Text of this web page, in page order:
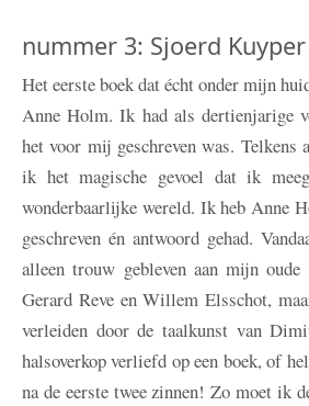
nummer 3: Sjoerd Kuyper
Het eerste boek dat écht onder mijn
Anne Holm. Ik had als dertienjarige
het voor mij geschreven was. Telkens
ik het magische gevoel dat ik
wonderbaarlijke wereld. Ik heb Anne
geschreven én antwoord gehad.
alleen trouw gebleven aan mijn
Gerard Reve en Willem Elsschot,
verleiden door de taalkunst van
halsoverkop verliefd op een boek, of
na de eerste twee zinnen! Zo moet ik